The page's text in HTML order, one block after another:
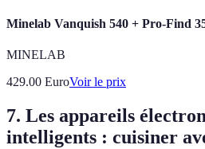
Minelab Vanquish 540 + Pro-Find
MINELAB
429.00 EuroVoir le prix
7. Les appareils
intelligents : cuisiner